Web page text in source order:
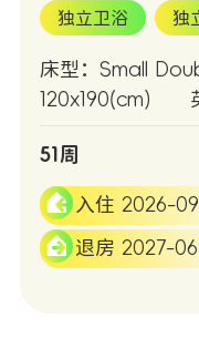
独立卫浴 独
床型：Small
120x190(cm)
51周
入住 2026-
退房 2027-